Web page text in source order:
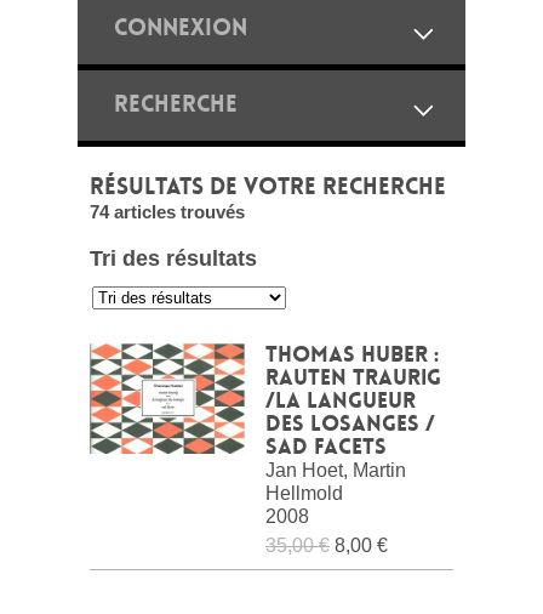
CONNEXION
RECHERCHE
RÉSULTATS DE VOTRE RECHERCHE
74 articles trouvés
Tri des résultats
Thomas Huber :
rauten traurig
/la langueur
des losanges /
sad facets
Jan Hoet, Martin
Hellmold
2008
35,00 € 8,00 €